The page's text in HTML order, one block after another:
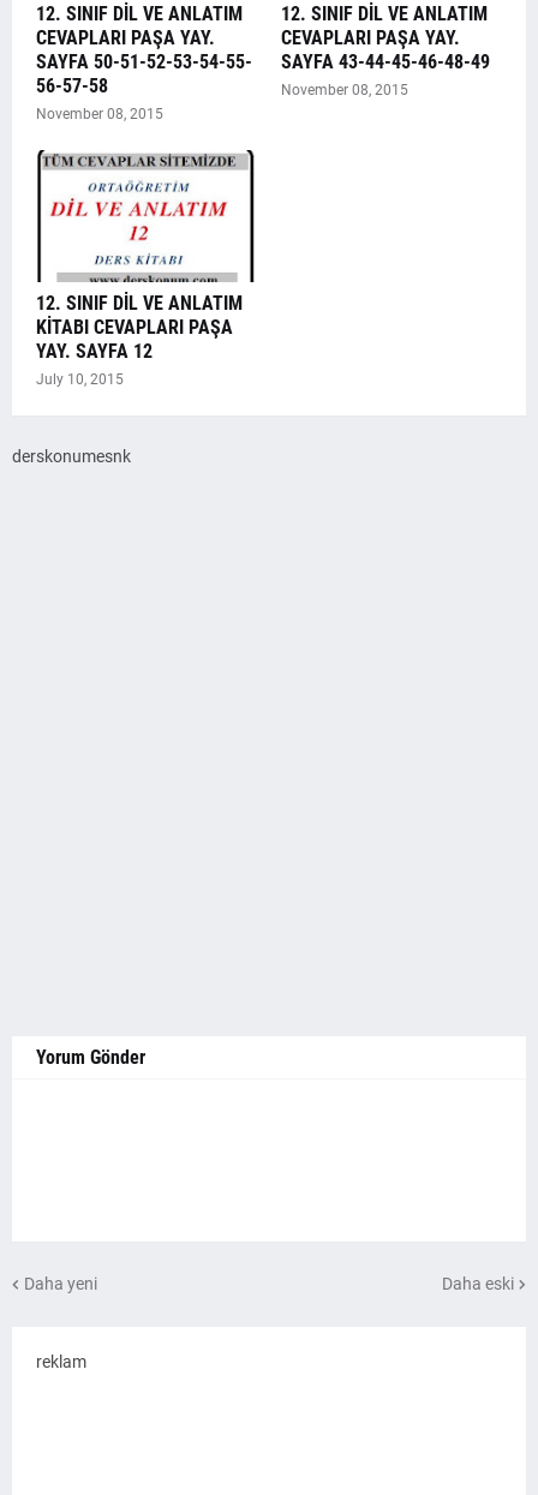
12. SINIF DİL VE ANLATIM
CEVAPLARI PAŞA YAY.
SAYFA 50-51-52-53-54-55-
56-57-58
November 08, 2015
12. SINIF DİL VE ANLATIM
CEVAPLARI PAŞA YAY.
SAYFA 43-44-45-46-48-49
November 08, 2015
12. SINIF DİL VE ANLATIM
KİTABI CEVAPLARI PAŞA
YAY. SAYFA 12
July 10, 2015
derskonumesnk
Yorum Gönder
Daha yeni Daha eski
reklam